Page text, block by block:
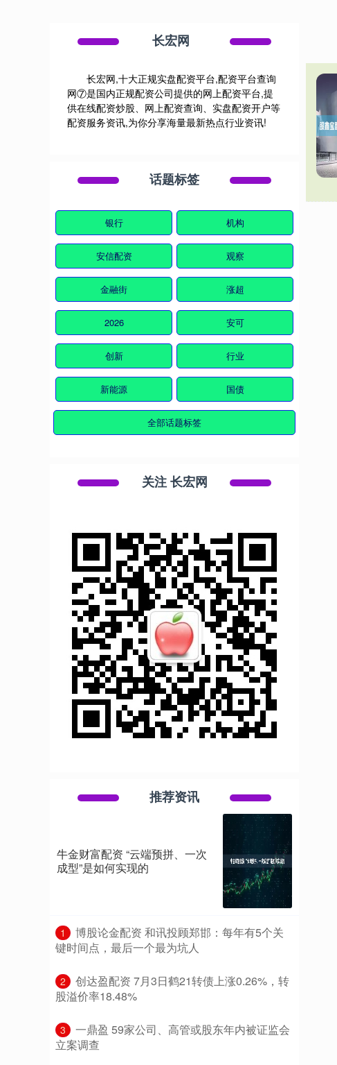
长宏网
长宏网,十大正规实盘配资平台,配资平台查询
网⑦是国内正规配资公司提供的网上配资平台,提
供在线配资炒股、网上配资查询、实盘配资开户等
配资服务资讯,为你分享海量最新热点行业资讯!
话题标签
银行 机构
安信配资 观察
金融街 涨超
2026 安可
创新 行业
新能源 国债
全部话题标签
关注 长宏网
推荐资讯
牛金财富配资 “云端预拼、一次
成型”是如何实现的
1
​博股论金配资 和讯投顾郑邯：每年有5个关
键时间点，最后一个最为坑人
2
​创达盈配资 7月3日鹤21转债上涨0.26%，转
股溢价率18.48%
3
​一鼎盈 59家公司、高管或股东年内被证监会
立案调查